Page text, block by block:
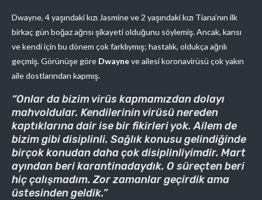
Dwayne, 4 yaşındaki kızı Jasmine ve 2 yaşındaki kızı Tiana’nın ilk
birkaç gün boğaz ağrısı şikayeti olduğunu söylemiş. Ancak, karısı
ve kendi için bu dönem çok farklıymış; hastalık, oldukça ağrılı
geçmiş. Görünüşe göre Dwayneve ailesi koronavirüsü çok yakın
aile dostlarından kapmış.
“Onlar da bizim virüs kapmamızdan dolayı
mahvoldular. Kendilerinin virüsü nereden
kaptıklarına dair ise bir fikirleri yok. Ailem de
bizim gibi disiplinli. Sağlık konusu gelindiğinde
birçok konudan daha çok disiplinliyimdir. Mart
ayından beri karantinadaydık. O süreçten beri
hiç çalışmadım. Zor zamanlar geçirdik ama
üstesinden geldik.”